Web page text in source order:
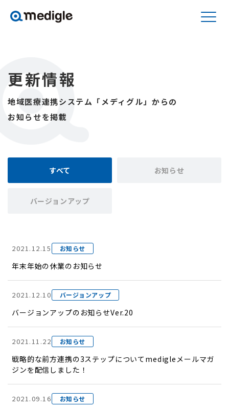
更新情報
地域医療連携システム「メディグル」からの
お知らせを掲載
すべて お知らせ
バージョンアップ
2021.12.15 お知らせ
年末年始の休業のお知らせ
2021.12.10 バージョンアップ
バージョンアップのお知らせVer.20
2021.11.22 お知らせ
戦略的な前方連携の3ステップについてmedigleメールマガ
ジンを配信しました！
2021.09.16 お知らせ